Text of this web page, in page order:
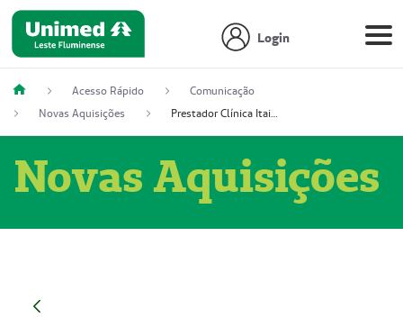
Login
Acesso Rápido
Comunicação
Novas Aquisições
Prestador Clínica Itaipú Ltda (51004348-2)
Novas Aquisições